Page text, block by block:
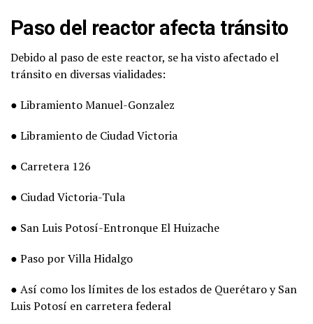
Paso del reactor afecta tránsito
Debido al paso de este reactor, se ha visto afectado el
tránsito en diversas vialidades:
● Libramiento Manuel-Gonzalez
● Libramiento de Ciudad Victoria
● Carretera 126
● Ciudad Victoria-Tula
● San Luis Potosí-Entronque El Huizache
● Paso por Villa Hidalgo
● Así como los límites de los estados de Querétaro y San
Luis Potosí en carretera federal